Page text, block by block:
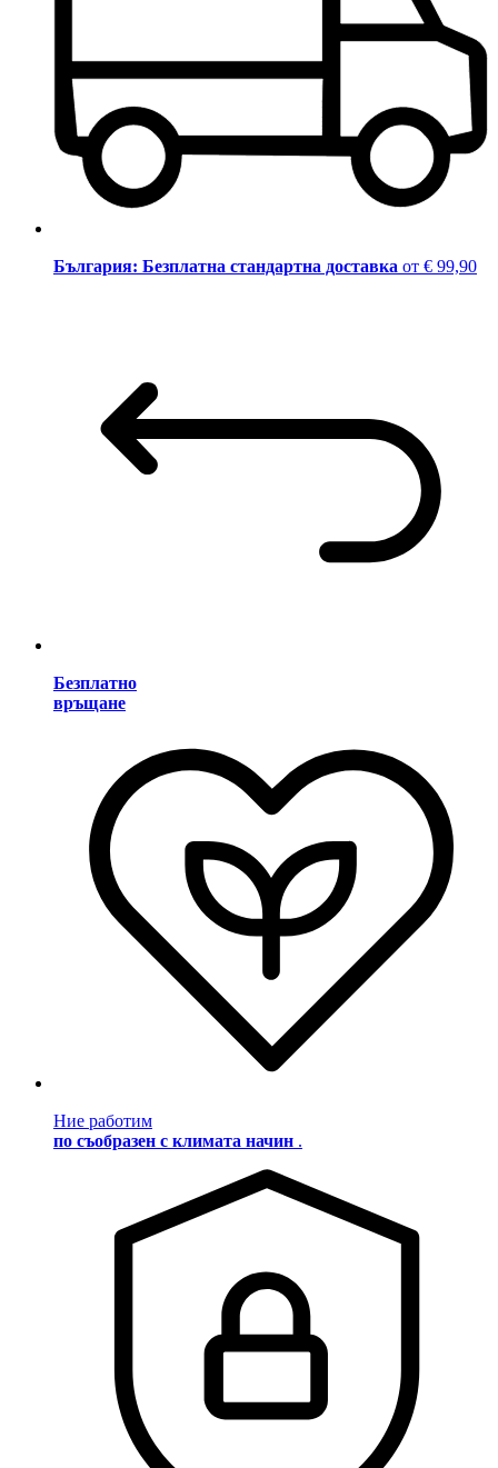
България: Безплатна стандартна доставка от € 99,90
Безплатно
връщане
Ние работим
по съобразен с климата начин .